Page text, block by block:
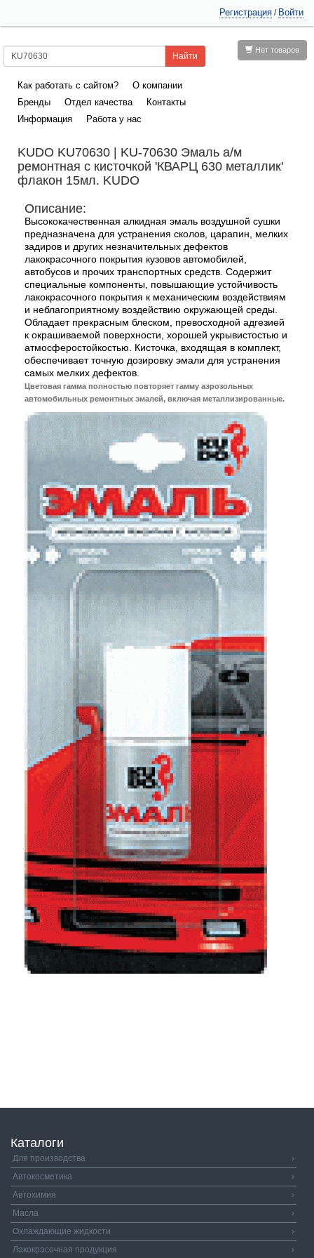
Регистрация / Войти
Нет товаров
Как работать с сайтом?
О компании
Бренды
Отдел качества
Контакты
Информация
Работа у нас
KUDO KU70630 | KU-70630 Эмаль а/м
ремонтная с кисточкой 'КВАРЦ 630 металлик'
флакон 15мл. KUDO
Описание:
Высококачественная алкидная эмаль воздушной сушки
предназначена для устранения сколов, царапин, мелких
задиров и других незначительных дефектов
лакокрасочного покрытия кузовов автомобилей,
автобусов и прочих транспортных средств. Содержит
специальные компоненты, повышающие устойчивость
лакокрасочного покрытия к механическим воздействиям
и неблагоприятному воздействию окружающей среды.
Обладает прекрасным блеском, превосходной адгезией
к окрашиваемой поверхности, хорошей укрывистостью и
атмосферостойкостью. Кисточка, входящая в комплект,
обеспечивает точную дозировку эмали для устранения
самых мелких дефектов.
Цветовая гамма полностью повторяет гамму аэрозольных
автомобильных ремонтных эмалей, включая металлизированные.
Каталоги
Для производства
›
Автокосметика
›
Автохимия
›
Масла
›
Охлаждающие жидкости
›
Лакокрасочная продукция
›